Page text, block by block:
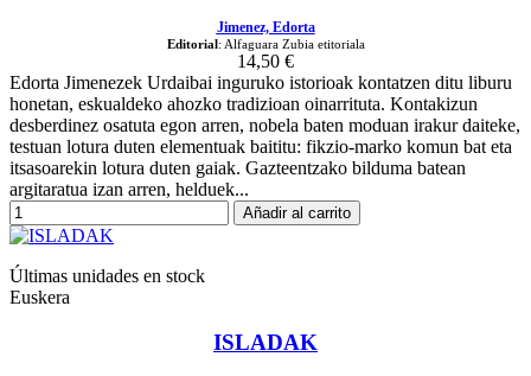
Jimenez, Edorta
Editorial: Alfaguara Zubia etitoriala
14,50 €
Edorta Jimenezek Urdaibai inguruko istorioak kontatzen ditu liburu
honetan, eskualdeko ahozko tradizioan oinarrituta. Kontakizun
desberdinez osatuta egon arren, nobela baten moduan irakur daiteke,
testuan lotura duten elementuak baititu: fikzio-marko komun bat eta
itsasoarekin lotura duten gaiak. Gazteentzako bilduma batean
argitaratua izan arren, helduek...
Añadir al carrito
Últimas unidades en stock
Euskera
ISLADAK